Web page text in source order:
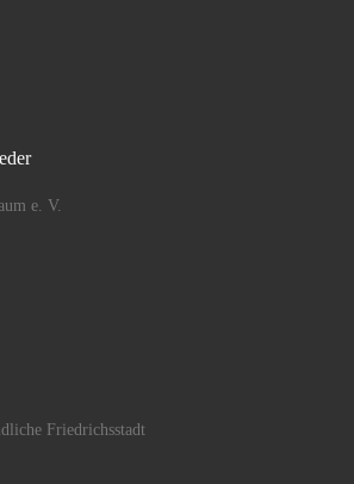
e. V.
Friedrichsstadt